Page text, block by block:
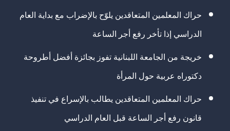
حراك المعلمين المتعاقدين يلوّح بالإضراب مع بداية العام
الدراسي إذا تأخر رفع أجر الساعة
خريجة من الجامعة اللبنانية تفوز بجائزة أفضل أطروحة
دكتوراه عربية حول المرأة
حراك المعلمين المتعاقدين يطالب بالإسراع في تنفيذ
قانون رفع أجر الساعة قبل العام الدراسي